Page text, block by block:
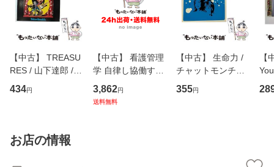
【中古】 TREASU
RES / 山下達郎 /
イーストウエス
ト・ジャパン [CD]
434円
【中古】 看護管理
学 自律し協働する
専門職の看護マネ
ジメントスキル 改
3,862円
送料無料
【中古】 生命力 /
チャットモンチー /
キューンレコード
[CD]【メール便送
355円
【
のが
お店の情報